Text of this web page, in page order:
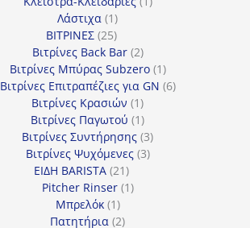
Λάστιχα 11
προϊόν
ΒΙΤΡΙΝΕΣ 2525
προϊόντα
Βιτρίνες Back Bar 22
προϊόντα
Βιτρίνες Mπύρας Subzero 11
προϊόν
Βιτρίνες Επιτραπέζιες για GN 66
Βιτρίνες Κρασιών 11
προϊόν
Βιτρίνες Παγωτού 11
προϊόν
Βιτρίνες Συντήρησης 33
προϊόντα
Βιτρίνες Ψυχόμενες 33
ΕΙΔΗ BARISTA 2121
προϊόντα
Pitcher Rinser 11
Μπρελόκ 11
προϊόν
Πατητήρια 22